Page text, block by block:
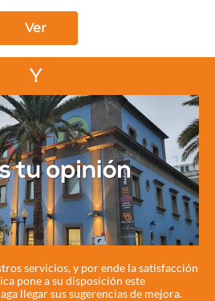
Ver
Y
servicios, y por ende la satisfacción
pone a su disposición este
llegar sus sugerencias de mejora.